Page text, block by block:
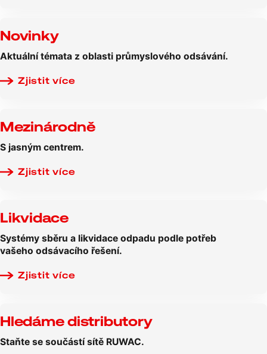
Novinky
Aktuální témata z oblasti průmyslového odsávání.
Zjistit více
Mezinárodně
S jasným centrem.
Zjistit více
Likvidace
Systémy sběru a likvidace odpadu podle potřeb
vašeho odsávacího řešení.
Zjistit více
Hledáme distributory
Staňte se součástí sítě RUWAC.